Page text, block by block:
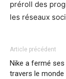
préroll des
les réseaux
Article précédent
Nike a fermé
travers le